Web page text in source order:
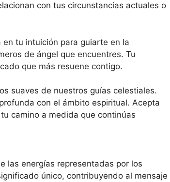
con tus circunstancias actuales o
tu intuición para guiarte en la
de ángel que encuentres. Tu
que más resuene contigo.
suaves de nuestros guías celestiales.
con el ámbito espiritual. Acepta
camino a medida que continúas
las energías representadas por los
único, contribuyendo al mensaje